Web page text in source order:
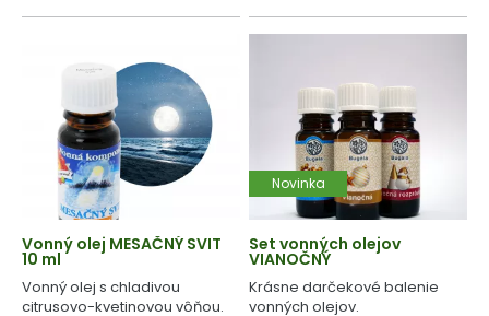
Vonný olej MESAČNÝ SVIT
10 ml
Vonný olej s chladivou
citrusovo-kvetinovou vôňou.
Novinka
Set vonných olejov
VIANOČNÝ
Krásne darčekové balenie
vonných olejov.